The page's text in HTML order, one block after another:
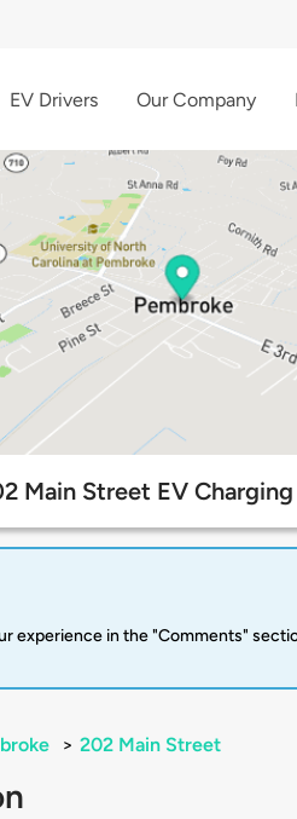
EV Drivers Our Company
Main Street EV
experience in the "Comments"
> 202 Main Street